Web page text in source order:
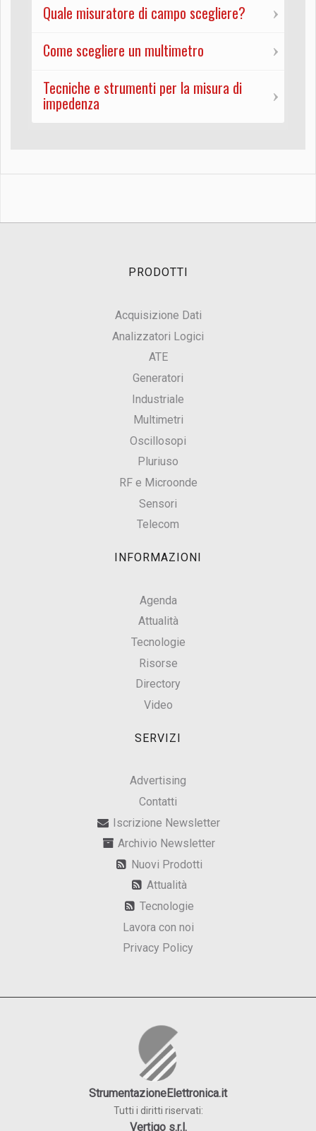
Quale misuratore di campo scegliere?
Come scegliere un multimetro
Tecniche e strumenti per la misura di
impedenza
PRODOTTI
Acquisizione Dati
Analizzatori Logici
ATE
Generatori
Industriale
Multimetri
Oscillosopi
Pluriuso
RF e Microonde
Sensori
Telecom
INFORMAZIONI
Agenda
Attualità
Tecnologie
Risorse
Directory
Video
SERVIZI
Advertising
Contatti
Iscrizione Newsletter
Archivio Newsletter
Nuovi Prodotti
Attualità
Tecnologie
Lavora con noi
Privacy Policy
StrumentazioneElettronica.it
Tutti i diritti riservati:
Vertigo s.r.l.